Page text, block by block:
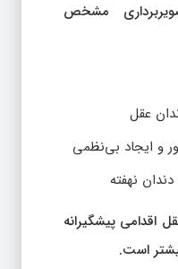
مشخص
عقل
و ایجاد بی‌نظمی
نهفته
اقدامی پیشگیرانه
است.